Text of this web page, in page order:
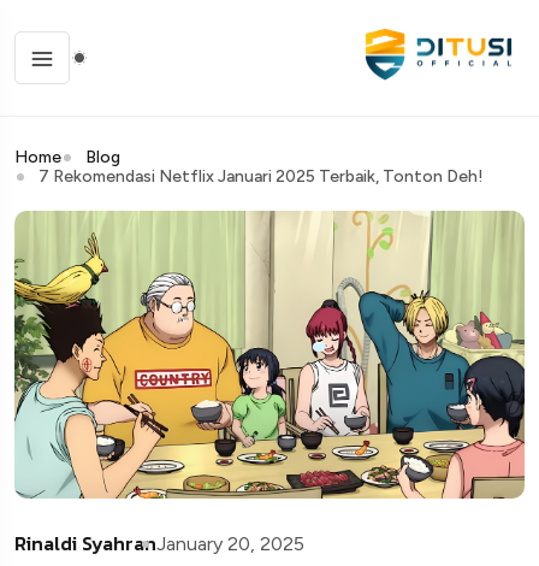
Home
Blog
7 Rekomendasi Netflix Januari 2025 Terbaik, Tonton Deh!
Rinaldi SyahranJanuary 20, 2025